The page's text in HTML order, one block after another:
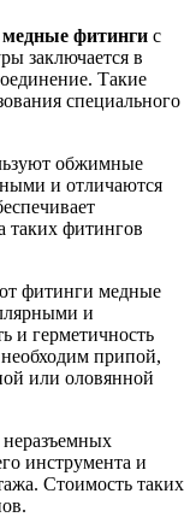
медные фитинги с
заключается в
Такие
специального
обжимные
и отличаются
таких фитингов
фитинги медные
и
и герметичность
припой,
или оловянной
инструмента и
Стоимость таких